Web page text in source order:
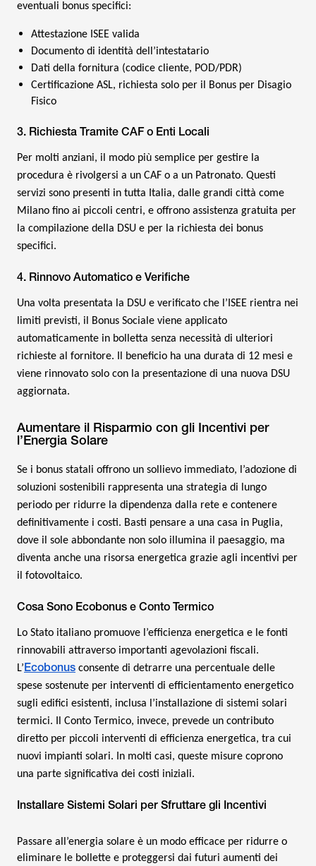
eventuali bonus specifici:
Attestazione ISEE valida
Documento di identità dell’intestatario
Dati della fornitura (codice cliente, POD/PDR)
Certificazione ASL, richiesta solo per il Bonus per Disagio
Fisico
3. Richiesta Tramite CAF o Enti Locali
Per molti anziani, il modo più semplice per gestire la
procedura è rivolgersi a un CAF o a un Patronato. Questi
servizi sono presenti in tutta Italia, dalle grandi città come
Milano fino ai piccoli centri, e offrono assistenza gratuita per
la compilazione della DSU e per la richiesta dei bonus
specifici.
4. Rinnovo Automatico e Verifiche
Una volta presentata la DSU e verificato che l’ISEE rientra nei
limiti previsti, il Bonus Sociale viene applicato
automaticamente in bolletta senza necessità di ulteriori
richieste al fornitore. Il beneficio ha una durata di 12 mesi e
viene rinnovato solo con la presentazione di una nuova DSU
aggiornata.
Aumentare il Risparmio con gli Incentivi per
l’Energia Solare
Se i bonus statali offrono un sollievo immediato, l’adozione di
soluzioni sostenibili rappresenta una strategia di lungo
periodo per ridurre la dipendenza dalla rete e contenere
definitivamente i costi. Basti pensare a una casa in Puglia,
dove il sole abbondante non solo illumina il paesaggio, ma
diventa anche una risorsa energetica grazie agli incentivi per
il fotovoltaico.
Cosa Sono Ecobonus e Conto Termico
Lo Stato italiano promuove l’efficienza energetica e le fonti
rinnovabili attraverso importanti agevolazioni fiscali.
L’Ecobonus consente di detrarre una percentuale delle
spese sostenute per interventi di efficientamento energetico
sugli edifici esistenti, inclusa l’installazione di sistemi solari
termici. Il Conto Termico, invece, prevede un contributo
diretto per piccoli interventi di efficienza energetica, tra cui
nuovi impianti solari. In molti casi, queste misure coprono
una parte significativa dei costi iniziali.
Installare Sistemi Solari per Sfruttare gli Incentivi
Passare all’energia solare è un modo efficace per ridurre o
eliminare le bollette e proteggersi dai futuri aumenti dei